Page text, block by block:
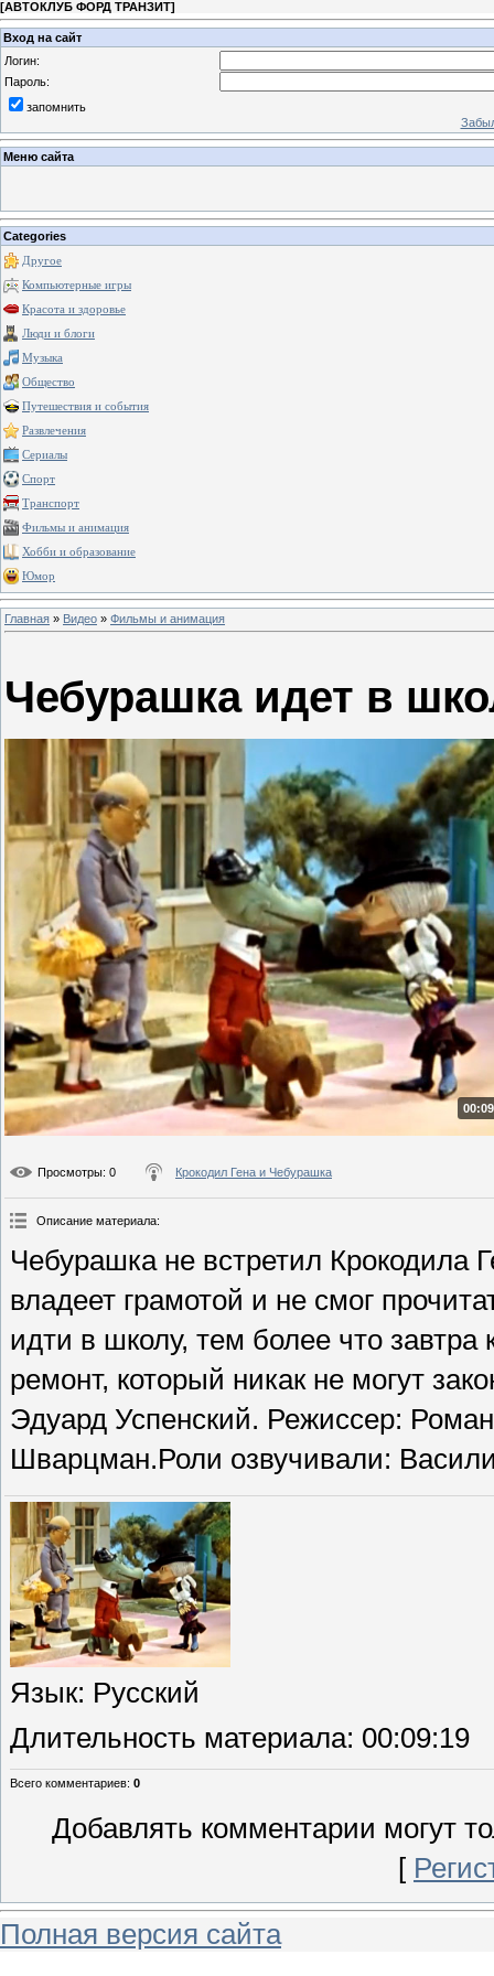
[АВТОКЛУБ ФОРД ТРАНЗИТ]
Вход на сайт
Логин:
Пароль:
запомнить
Меню сайта
Categories
Другое
Компьютерные игры
Красота и здоровье
Люди и блоги
Музыка
Общество
Путешествия и события
Развлечения
Сериалы
Спорт
Транспорт
Фильмы и анимация
Хобби и образование
Юмор
Главная » Видео » Фильмы и анимация
Чебурашка идет в
Просмотры: 0 Крокодил Гена и Чебурашка
Описание материала:
Чебурашка не встретил Крокодила
владеет грамотой и не смог
идти в школу, тем более что
ремонт, который никак не могут
Эдуард Успенский. Режиссер:
Шварцман.Роли озвучивали:
Язык: Русский
Длительность материала: 00:09:19
Всего комментариев: 0
Добавлять комментарии могут
[
Полная версия сайта